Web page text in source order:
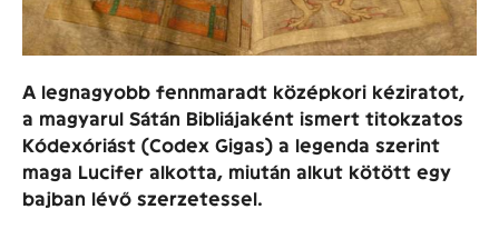
A legnagyobb fennmaradt középkori kéziratot,
a magyarul Sátán Bibliájaként ismert titokzatos
Kódexóriást (Codex Gigas) a legenda szerint
maga Lucifer alkotta, miután alkut kötött egy
bajban lévő szerzetessel.